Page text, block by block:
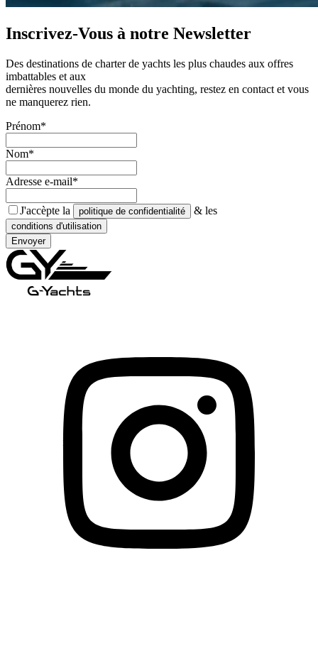
Inscrivez-Vous à notre Newsletter
Des destinations de charter de yachts les plus chaudes aux offres
imbattables et aux
dernières nouvelles du monde du yachting, restez en contact et vous
ne manquerez rien.
Prénom*
Nom*
Adresse e-mail*
J'accèpte la politique de confidentialité & les
conditions d'utilisation
Envoyer